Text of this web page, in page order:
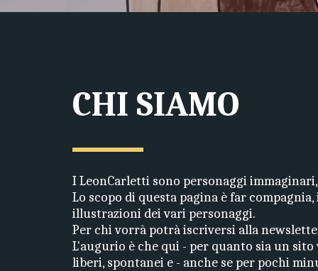
CHI SIAMO
I LeonCarletti sono personaggi
Lo scopo di questa pagina è far
illustrazioni dei vari personaggi.
Per chi vorrà potrà iscriversi alla
L'augurio è che qui - per quanto sia un
liberi, spontanei e - anche se per pochi